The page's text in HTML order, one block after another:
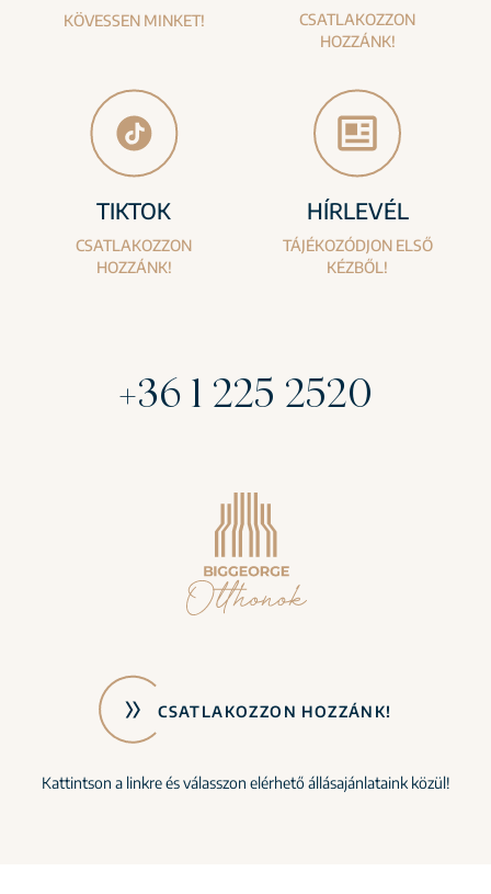
KÖVESSEN MINKET!
CSATLAKOZZON
HOZZÁNK!
TIKTOK
CSATLAKOZZON
HOZZÁNK!
HÍRLEVÉL
TÁJÉKOZÓDJON ELSŐ
KÉZBŐL!
+36 1 225 2520
CSATLAKOZZON HOZZÁNK!
Kattintson a linkre és válasszon elérhető állásajánlataink közül!